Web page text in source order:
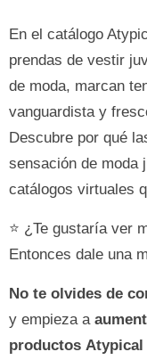
En el catálogo
prendas de vestir
de moda, marcan
vanguardista y
Descubre por qué
sensación de moda
catálogos virtuales
⭐ ¿Te gustaría ver
Entonces dale una
No te olvides de
y empieza a
productos Atypical